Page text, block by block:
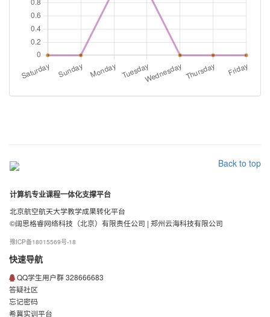
Back to top
计算机专业课程一体化支撑平台
北京航空航天大学教学成果转化平台
©阔思格睿网络科技（北京）有限责任公司 | 郑州云海科技有限公司
豫ICP备18015569号-18
快速导航
QQ学生用户群 328666683
答疑社区
忘记密码
希冀实训平台